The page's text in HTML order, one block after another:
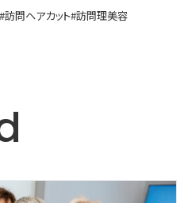
#訪問ヘアカット#訪問理美容